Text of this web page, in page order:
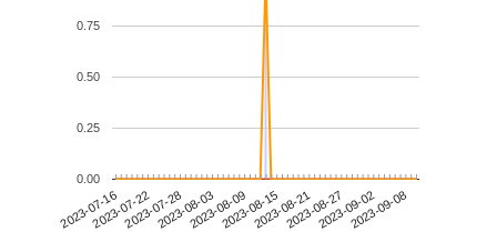
2023-07-162023-07-222023-07-282023-08-032023-08-092023-08-152023-08-212023-08-272023-09-022023-09-08
0.00
0.25
0.50
0.75